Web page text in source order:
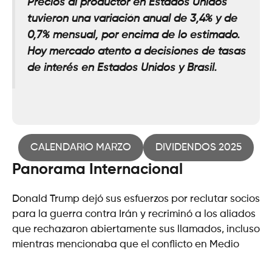
Precios al productor en Estados Unidos
tuvieron una variación anual de 3,4% y de
0,7% mensual, por encima de lo estimado.
Hoy mercado atento a decisiones de tasas
de interés en Estados Unidos y Brasil.
CALENDARIO MARZO DIVIDENDOS 2025
Panorama Internacional
Donald Trump dejó sus esfuerzos por reclutar socios
para la guerra contra Irán y recriminó a los aliados
que rechazaron abiertamente sus llamados, incluso
mientras mencionaba que el conflicto en Medio